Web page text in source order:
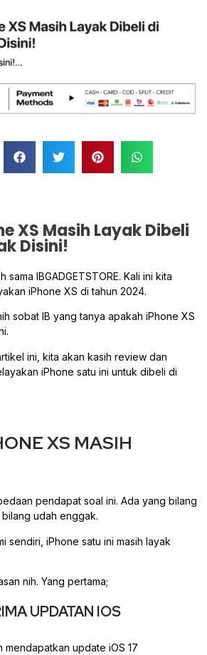
XS Masih Layak Dibeli
Disini!
IBGADGETSTORE. Kali ini kita
iPhone XS di tahun 2024.
sobat IB yang tanya apakah iPhone XS
ini, kita akan kasih review dan
iPhone satu ini untuk dibeli di
XS MASIH
pendapat soal ini. Ada yang bilang
udah enggak.
sendiri, iPhone satu ini masih layak
nih. Yang pertama;
UPDATAN IOS
mendapatkan update iOS 17